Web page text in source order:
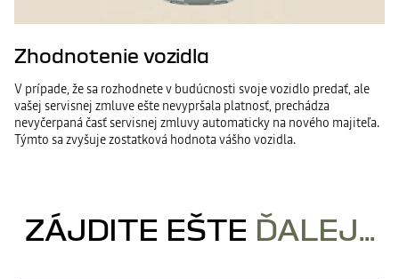
Zhodnotenie vozidla
V prípade, že sa rozhodnete v budúcnosti svoje vozidlo predať, ale
vašej servisnej zmluve ešte nevypršala platnosť, prechádza
nevyčerpaná časť servisnej zmluvy automaticky na nového majiteľa.
Týmto sa zvyšuje zostatková hodnota vášho vozidla.
ZÁJDITE EŠTE ĎALEJ...